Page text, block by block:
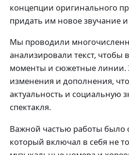
концепции оригинального
придать им новое звучание и
Мы проводили
анализировали текст,
моменты и сюжетные линии.
изменения и дополнения,
актуальность и социальную
спектакля.
Важной частью работы было
который включал в себя не